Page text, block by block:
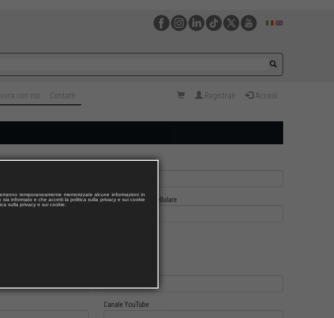
con noi Contatti Registrati Accedi
Telefono fisso Cellulare
Canale YouTube
temporaneamente memorizzate alcune informazioni in
informato e che accetti la politica sulla privacy e sui cookie
sulla privacy e sui cookie.